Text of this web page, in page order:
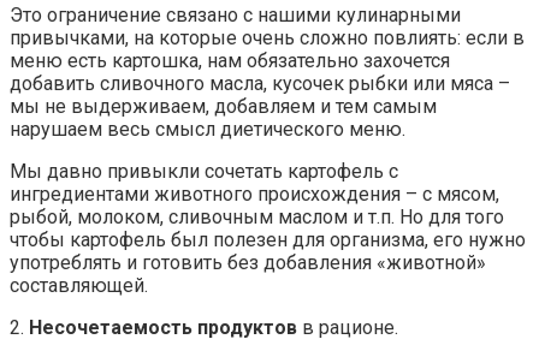
Это ограничение связано с нашими кулинарными
привычками, на которые очень сложно повлиять: если в
меню есть картошка, нам обязательно захочется
добавить сливочного масла, кусочек рыбки или мяса –
мы не выдерживаем, добавляем и тем самым
нарушаем весь смысл диетического меню.
Мы давно привыкли сочетать картофель с
ингредиентами животного происхождения – с мясом,
рыбой, молоком, сливочным маслом и т.п. Но для того
чтобы картофель был полезен для организма, его нужно
употреблять и готовить без добавления «животной»
составляющей.
2. Несочетаемость продуктов в рационе.